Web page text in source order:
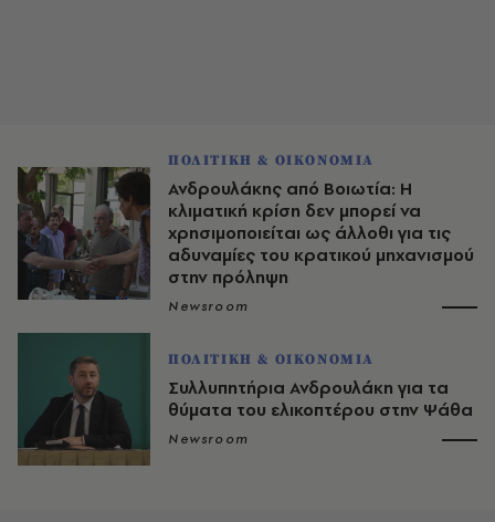
ΠΟΛΙΤΙΚΗ & ΟΙΚΟΝΟΜΙΑ
Ανδρουλάκης από Βοιωτία: Η
κλιματική κρίση δεν μπορεί να
χρησιμοποιείται ως άλλοθι για τις
αδυναμίες του κρατικού μηχανισμού
στην πρόληψη
Newsroom
ΠΟΛΙΤΙΚΗ & ΟΙΚΟΝΟΜΙΑ
Συλλυπητήρια Ανδρουλάκη για τα
θύματα του ελικοπτέρου στην Ψάθα
Newsroom